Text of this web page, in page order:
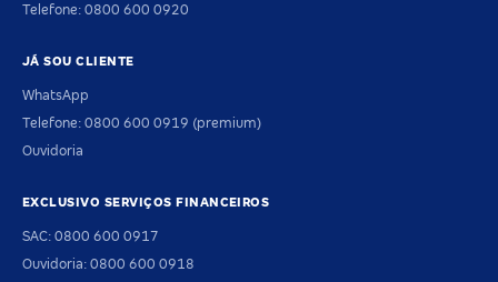
Telefone: 0800 600 0920
JÁ SOU CLIENTE
WhatsApp
Telefone: 0800 600 0919 (premium)
Ouvidoria
EXCLUSIVO SERVIÇOS FINANCEIROS
SAC: 0800 600 0917
Ouvidoria: 0800 600 0918